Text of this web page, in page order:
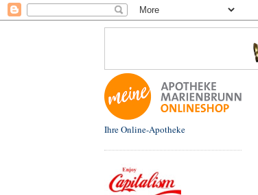
Ihre Online-Apotheke